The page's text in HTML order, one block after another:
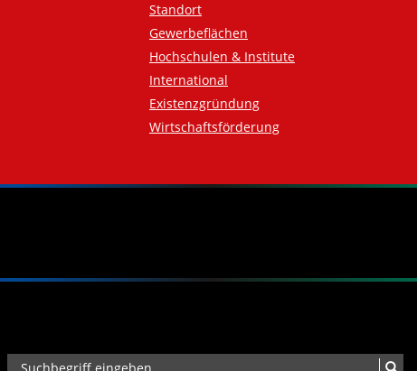
Standort
Gewerbeflächen
Hochschulen & Institute
International
Existenzgründung
Wirtschaftsförderung